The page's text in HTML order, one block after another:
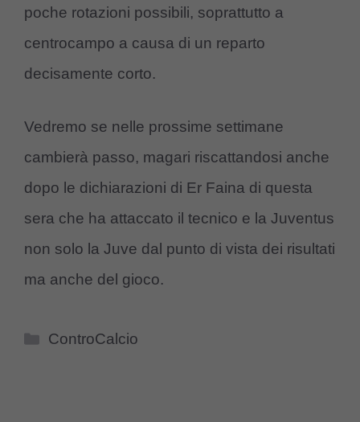
poche rotazioni possibili, soprattutto a
centrocampo a causa di un reparto
decisamente corto.
Vedremo se nelle prossime settimane
cambierà passo, magari riscattandosi anche
dopo le dichiarazioni di Er Faina di questa
sera che ha attaccato il tecnico e la Juventus
non solo la Juve dal punto di vista dei risultati
ma anche del gioco.
Categorie
ControCalcio